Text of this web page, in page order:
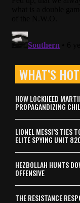
WHAT’S HOT
HOW LOCKHEED
PROPAGANDIZING
LIONEL MESSI’S TIES
ELITE SPYING UNIT
HEZBOLLAH HUNTS
OFFENSIVE
THE RESISTANCE